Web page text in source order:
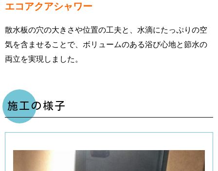
エコアクアシャワー
散水板の穴の大きさや位置の工夫と、水滴にたっぷりの空
気を含ませることで、ボリュームのある浴び心地と節水の
両立を実現しました。
施工の様子